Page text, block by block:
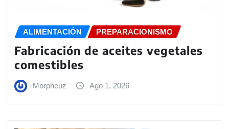
ALIMENTACIÓN PREPARACIONISMO
Fabricación de aceites vegetales
comestibles
Morpheuz Ago 1, 2026